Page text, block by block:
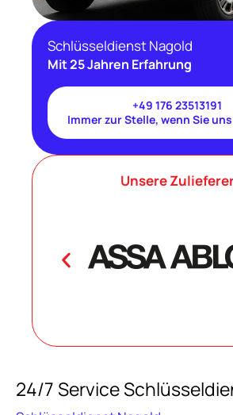
Schlüsseldienst Nagold
Mit 25 Jahren Erfahrung
+49 176 23513191
Immer zur Stelle, wenn Sie
Unsere
24/7 Service